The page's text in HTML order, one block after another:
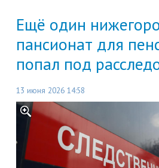
Ещё один
пансионат для
попал под
13 июня 2026 14:58